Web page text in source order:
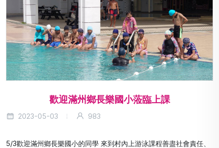
歡迎滿州鄉長樂國小蒞臨上課
2023-05-03 983
5/3歡迎滿州鄉長樂國小的同學 來到村內上游泳課程善盡社會責任、